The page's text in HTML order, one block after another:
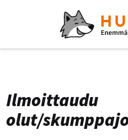
Ilmoittaudu
olut/